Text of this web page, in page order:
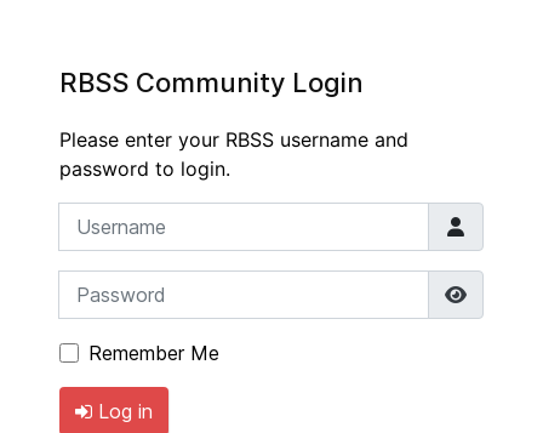
RBSS Community Login
Please enter your RBSS username and
password to login.
Username
Password
Remember Me
Log in